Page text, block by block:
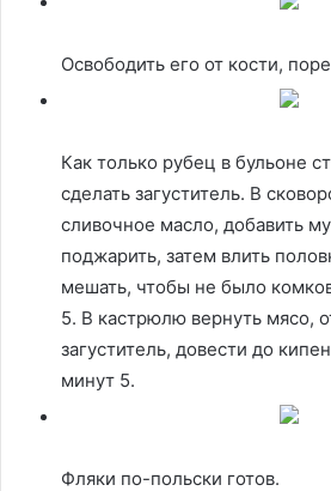
Освободить его от кости,
Как только рубец в бульоне
сделать загуститель. В
сливочное масло, добавить
поджарить, затем влить
мешать, чтобы не было
5. В кастрюлю вернуть мясо,
загуститель, довести до
минут 5.
Фляки по-польски готов.